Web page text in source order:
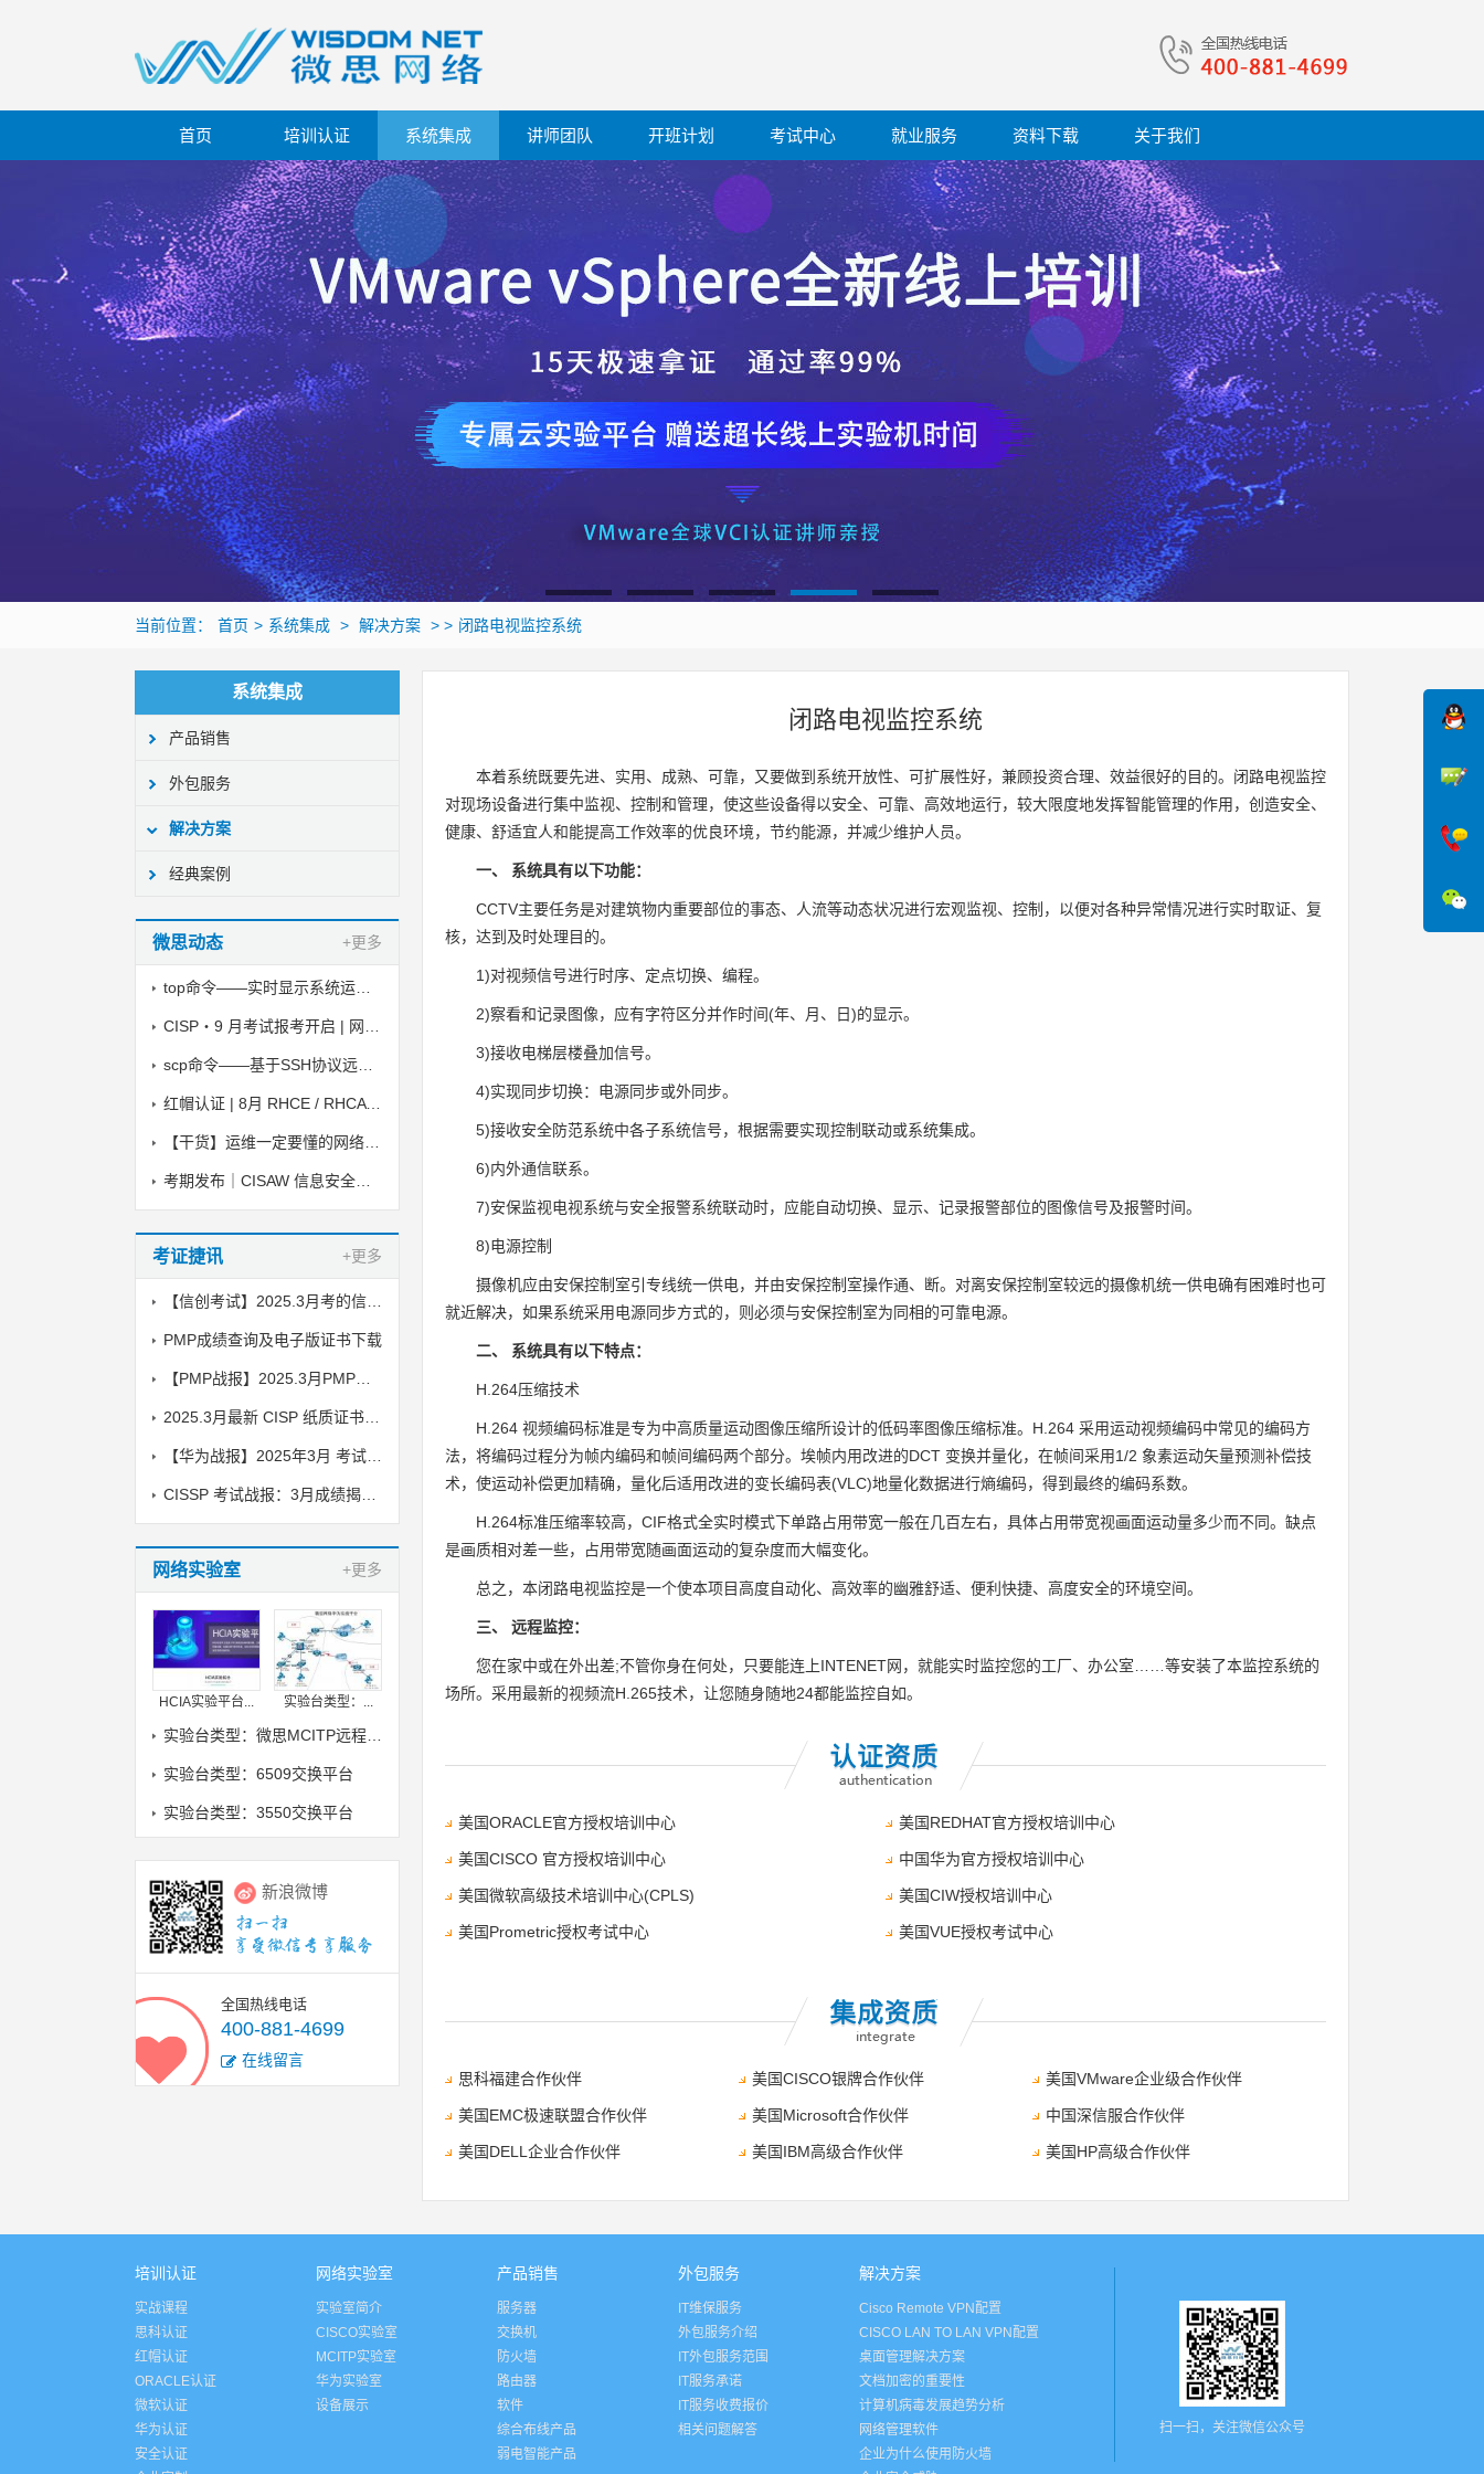
首页 培训认证 系统集成 讲师团队 开班计划 考试中心 就业服务 资料下载 关于我们
1 2 3 4 5
当前位置： 首页 > 系统集成 > 解决方案 > > 闭路电视监控系统
系统集成
产品销售
外包服务
解决方案
经典案例
微思动态 +更多
红帽认证 | 8月 RHCE / RHCA 考试时间
考证捷讯 +更多
PMP成绩查询及电子版证书下载
网络实验室 +更多
HCIA实验平台... 实验台类型：...
实验台类型：6509交换平台
实验台类型：3550交换平台
新浪微博
全国热线电话
400-881-4699
在线留言
闭路电视监控系统
本着系统既要先进、实用、成熟、可靠，又要做到系统开放性、可扩展性好，兼顾投资合理、效益很好的目的。闭路电视监控
对现场设备进行集中监视、控制和管理，使这些设备得以安全、可靠、高效地运行，较大限度地发挥智能管理的作用，创造安全、
健康、舒适宜人和能提高工作效率的优良环境，节约能源，并减少维护人员。
一、 系统具有以下功能：
CCTV主要任务是对建筑物内重要部位的事态、人流等动态状况进行宏观监视、控制，以便对各种异常情况进行实时取证、复
核，达到及时处理目的。
1)对视频信号进行时序、定点切换、编程。
2)察看和记录图像，应有字符区分并作时间(年、月、日)的显示。
3)接收电梯层楼叠加信号。
4)实现同步切换：电源同步或外同步。
5)接收安全防范系统中各子系统信号，根据需要实现控制联动或系统集成。
6)内外通信联系。
7)安保监视电视系统与安全报警系统联动时，应能自动切换、显示、记录报警部位的图像信号及报警时间。
8)电源控制
摄像机应由安保控制室引专线统一供电，并由安保控制室操作通、断。对离安保控制室较远的摄像机统一供电确有困难时也可
就近解决，如果系统采用电源同步方式的，则必须与安保控制室为同相的可靠电源。
二、 系统具有以下特点：
H.264压缩技术
H.264 视频编码标准是专为中高质量运动图像压缩所设计的低码率图像压缩标准。H.264 采用运动视频编码中常见的编码方
法，将编码过程分为帧内编码和帧间编码两个部分。埃帧内用改进的DCT 变换并量化，在帧间采用1/2 象素运动矢量预测补偿技
术，使运动补偿更加精确，量化后适用改进的变长编码表(VLC)地量化数据进行熵编码，得到最终的编码系数。
H.264标准压缩率较高，CIF格式全实时模式下单路占用带宽一般在几百左右，具体占用带宽视画面运动量多少而不同。缺点
是画质相对差一些，占用带宽随画面运动的复杂度而大幅变化。
总之，本闭路电视监控是一个使本项目高度自动化、高效率的幽雅舒适、便利快捷、高度安全的环境空间。
三、 远程监控：
您在家中或在外出差;不管你身在何处，只要能连上INTENET网，就能实时监控您的工厂、办公室……等安装了本监控系统的
场所。采用最新的视频流H.265技术，让您随身随地24都能监控自如。
美国ORACLE官方授权培训中心 美国REDHAT官方授权培训中心
美国CISCO 官方授权培训中心 中国华为官方授权培训中心
美国微软高级技术培训中心(CPLS) 美国CIW授权培训中心
美国Prometric授权考试中心 美国VUE授权考试中心
思科福建合作伙伴 美国CISCO银牌合作伙伴 美国VMware企业级合作伙伴
美国EMC极速联盟合作伙伴 美国Microsoft合作伙伴 中国深信服合作伙伴
美国DELL企业合作伙伴 美国IBM高级合作伙伴 美国HP高级合作伙伴
培训认证
实战课程
思科认证
红帽认证
ORACLE认证
微软认证
华为认证
安全认证
网络实验室
实验室简介
CISCO实验室
MCITP实验室
华为实验室
设备展示
产品销售
服务器
交换机
防火墙
路由器
软件
综合布线产品
弱电智能产品
外包服务
IT维保服务
外包服务介绍
IT外包服务范围
IT服务承诺
IT服务收费报价
相关问题解答
解决方案
Cisco Remote VPN配置
CISCO LAN TO LAN VPN配置
桌面管理解决方案
文档加密的重要性
计算机病毒发展趋势分析
网络管理软件
企业为什么使用防火墙
扫一扫，关注微信公众号